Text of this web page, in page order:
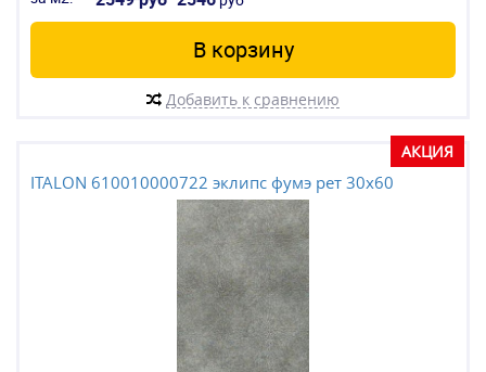
В корзину
Добавить к сравнению
АКЦИЯ
ITALON 610010000722 эклипс фумэ рет 30x60